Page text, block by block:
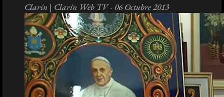
Clarín | Clarín Web TV - 06 Octubre 2013